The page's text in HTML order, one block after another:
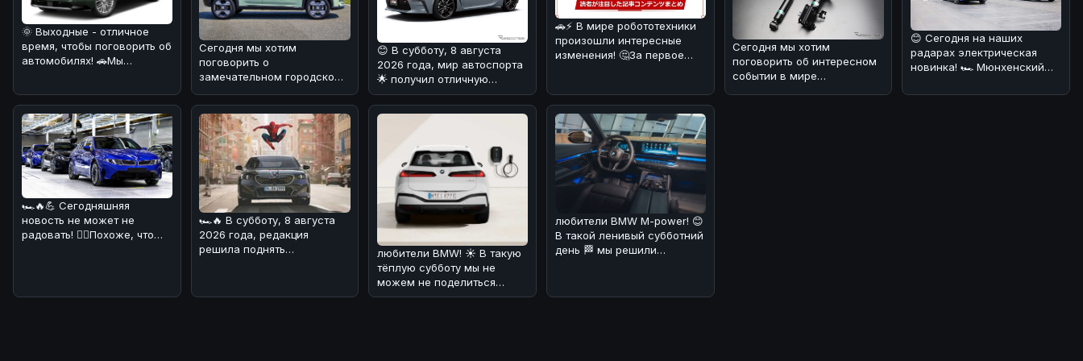
🌞 Выходные - отличное
время, чтобы поговорить об
автомобилях! 🚗Мы
Сегодня мы хотим
поговорить о
замечательном городском
завоевал сердца многих
😊 В субботу, 8 августа
2026 года, мир автоспорта
🌟 получил отличную
новость от Toyota GAZOO
Racing
🚗⚡ В мире робототехники
произошли интересные
изменения! 🤔За первое
Сегодня мы хотим
поговорить об интересном
событии в мире
😊 Сегодня на наших
радарах электрическая
новинка! 🏎️ Мюнхенский
серийное произв
🏎🔥💪 Сегодняшняя
новость не может не
радовать! 💁‍♀️Похоже, что
🏎🔥 В субботу, 8 августа
2026 года, редакция
решила поднять
любители BMW! ☀️ В такую
тёплую субботу мы не
можем не поделиться
интересной новостью. По
любители BMW M-power! 😊
В такой ленивый субботний
день 🏁 мы решили